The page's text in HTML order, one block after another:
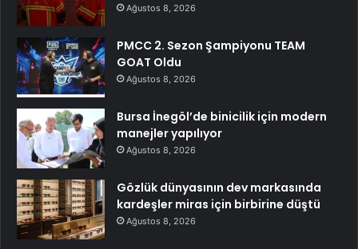
Ağustos 8, 2026
PMCC 2. Sezon Şampiyonu TEAM
GOAT Oldu
Ağustos 8, 2026
Bursa İnegöl’de binicilik için modern
manejler yapılıyor
Ağustos 8, 2026
Gözlük dünyasının dev markasında
kardeşler miras için birbirine düştü
Ağustos 8, 2026